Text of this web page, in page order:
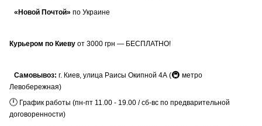
«Новой Почтой» по Украине
Курьером по Киеву от 3000 грн — БЕСПЛАТНО!
Самовывоз: г. Киев, улица Раисы Окипной 4А (🚇 метро
Левобережная)
🕛 График работы (пн-пт 11.00 - 19.00 / сб-вс по предварительной
договоренности)